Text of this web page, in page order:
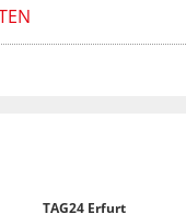
TAG24 Erfurt